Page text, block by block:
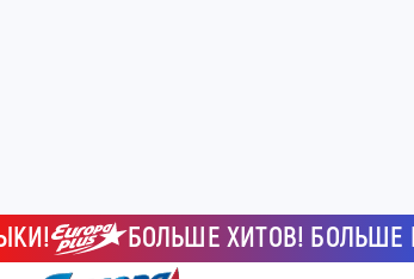
БОЛЬШЕ ХИТОВ! БОЛЬШЕ